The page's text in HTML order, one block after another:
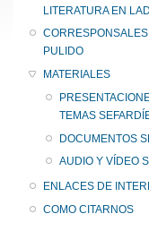
LITERATURA EN
PULIDO
MATERIALES
TEMAS
DOCUMENTOS
AUDIO Y VÍDEO
ENLACES DE
COMO CITARNOS